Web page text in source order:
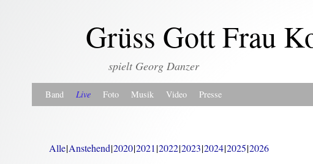
Grüss Gott Frau
spielt Georg Danzer
Band Live Foto Musik Video Presse
Alle Anstehend 2020 2021 2022 2023 2024 2025 2026